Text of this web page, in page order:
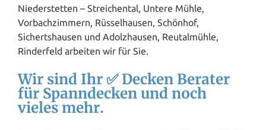
Niederstetten – Streichental, Untere Mühle,
Vorbachzimmern, Rüsselhausen, Schönhof,
Sichertshausen und Adolzhausen, Reutalmühle,
Rinderfeld arbeiten wir für Sie.
Wir sind Ihr ✅ Decken Berater
für Spanndecken und noch
vieles mehr.